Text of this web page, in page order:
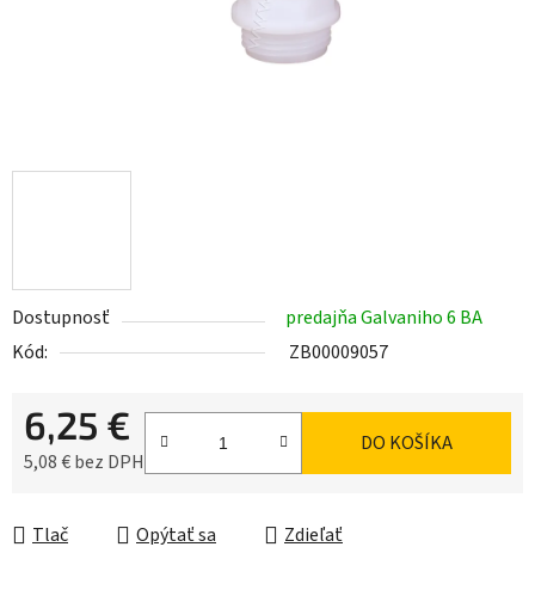
Dostupnosť
predajňa Galvaniho 6 BA
Kód:
ZB00009057
6,25 €
5,08 € bez DPH
DO KOŠÍKA
Tlač Opýtať sa Zdieľať